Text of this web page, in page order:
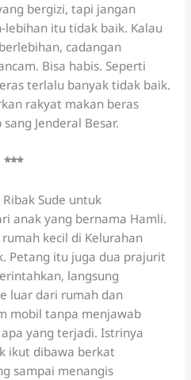
bergizi, tapi jangan
itu tidak baik. Kalau
cadangan
Bisa habis. Seperti
terlalu banyak tidak baik.
rakyat makan beras
Jenderal Besar.
***
Sude untuk
anak yang bernama Hamli.
kecil di Kelurahan
Petang itu juga dua prajurit
langsung
luar dari rumah dan
mobil tanpa menjawab
yang terjadi. Istrinya
ikut dibawa berkat
sampai menangis